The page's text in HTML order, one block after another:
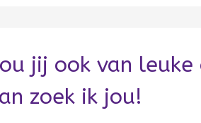
jij ook van leuke
zoek ik jou!